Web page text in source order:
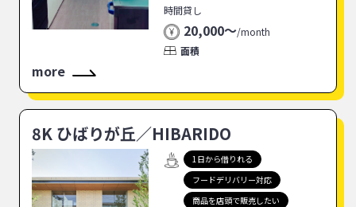
時間貸し
20,000〜/month
面積
more
8K ひばりが丘／HIBARIDO
1日から借りれる
フードデリバリー対応
商品を店頭で販売したい